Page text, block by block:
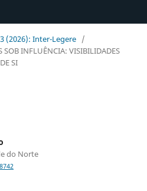
(2026): Inter-Legere /
SOB INFLUÊNCIA: VISIBILIDADES
SI
do Norte